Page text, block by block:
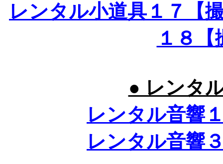
レンタル小道具１７【
１８
● レンタ
レンタル音響
レンタル音響